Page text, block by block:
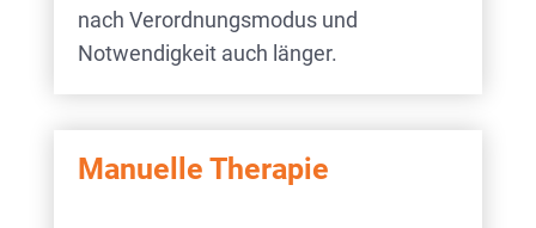
nach Verordnungsmodus und
Notwendigkeit auch länger.
Manuelle Therapie